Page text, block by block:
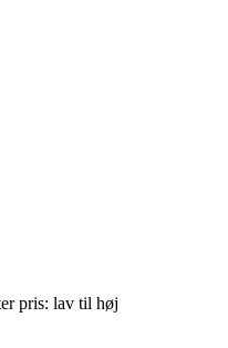
pris: lav til høj